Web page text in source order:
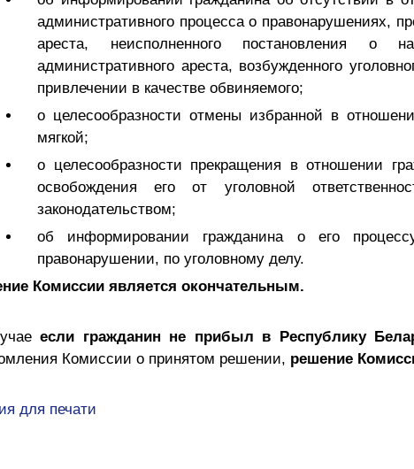
административного процесса о правонарушениях,
ареста, неисполненного постановления о
административного ареста, возбужденного
привлечении в качестве обвиняемого;
о целесообразности отмены избранной в
мягкой;
о целесообразности прекращения в отношении
освобождения его от уголовной
законодательством;
об информировании гражданина о его
правонарушении, по уголовному делу.
Комиссии является окончательным.
если гражданин не прибыл в Республику
Комиссии о принятом решении, решение
для печати